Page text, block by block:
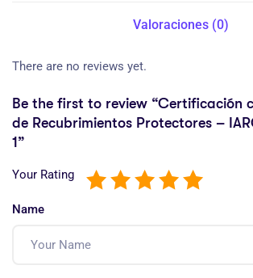
Valoraciones (0)
There are no reviews yet.
Be the first to review “Certificación
de Recubrimientos Protectores –
1”
Your Rating
Name